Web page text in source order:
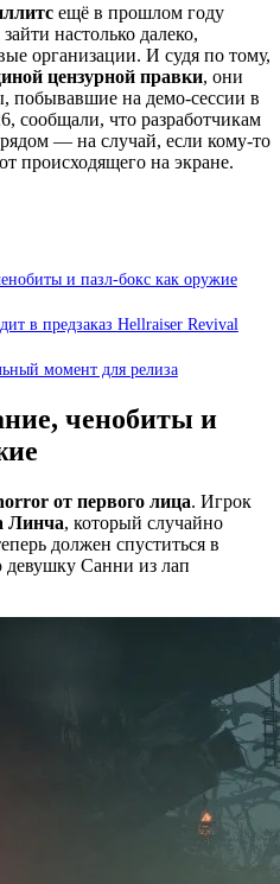
ещё в прошлом году
настолько далеко,
организации. И судя по тому,
цензурной правки, они
побывавшие на демо-сессии в
сообщали, что разработчикам
— на случай, если кому-то
происходящего на экране.
и пазл-бокс как оружие
в предзаказ Hellraiser Revival
момент для релиза
ченобиты и
от первого лица. Игрок
Линча, который случайно
должен спуститься в
девушку Санни из лап